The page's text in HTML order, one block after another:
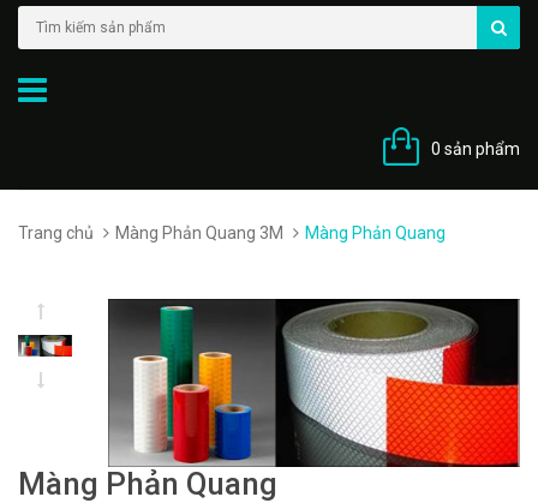
0 sản phẩm
Trang chủ Màng Phản Quang 3M Màng Phản Quang
Màng Phản Quang